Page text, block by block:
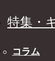
特集・
コラム